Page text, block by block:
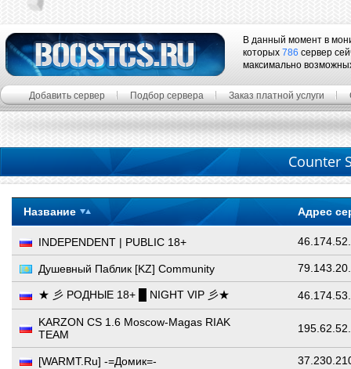
В данный момент в
которых 786 сервер
максимально
Добавить сервер Подбор сервера Заказ платной услуги
Counter
Название Адрес
INDEPENDENT | PUBLIC 18+
Душевный Паблик [KZ] Community
★ 彡 РОДНЫЕ 18+ █ NIGHT VIP 彡★
KARZON CS 1.6 Moscow-Magas RIAK
TEAM
[WARMT.Ru] -=Домик=-